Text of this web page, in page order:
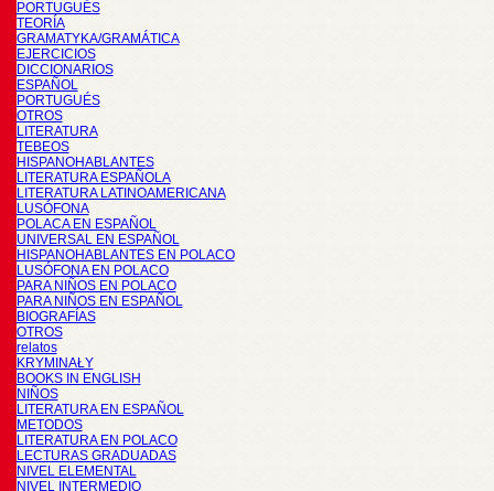
PORTUGUÉS
TEORÍA
GRAMATYKA/GRAMÁTICA
EJERCICIOS
DICCIONARIOS
ESPAÑOL
PORTUGUÉS
OTROS
LITERATURA
TEBEOS
HISPANOHABLANTES
LITERATURA ESPAÑOLA
LITERATURA LATINOAMERICANA
LUSÓFONA
POLACA EN ESPAÑOL
UNIVERSAL EN ESPAÑOL
HISPANOHABLANTES EN POLACO
LUSÓFONA EN POLACO
PARA NIÑOS EN POLACO
PARA NIÑOS EN ESPAÑOL
BIOGRAFÍAS
OTROS
relatos
KRYMINAŁY
BOOKS IN ENGLISH
NIÑOS
LITERATURA EN ESPAÑOL
METODOS
LITERATURA EN POLACO
LECTURAS GRADUADAS
NIVEL ELEMENTAL
NIVEL INTERMEDIO